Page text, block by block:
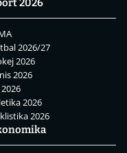
2026/27
2026
2026
2026
2026
2026